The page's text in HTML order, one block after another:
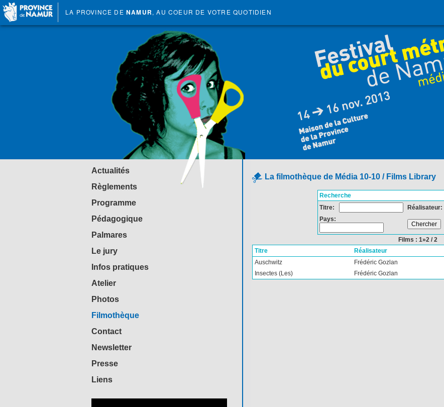
LA PROVINCE DE NAMUR, AU COEUR DE VOTRE QUOTIDIEN
Actualités
Règlements
Programme
Pédagogique
Palmares
Le jury
Infos pratiques
Atelier
Photos
Filmothèque
Contact
Newsletter
Presse
Liens
La filmothèque de Média 10-10 / Films Library
Recherche
Titre:
Réalisateur:
Pays:
Films : 1»2 / 2
Titre
Réalisateur
Auschwitz
Frédéric Gozlan
Insectes (Les)
Frédéric Gozlan